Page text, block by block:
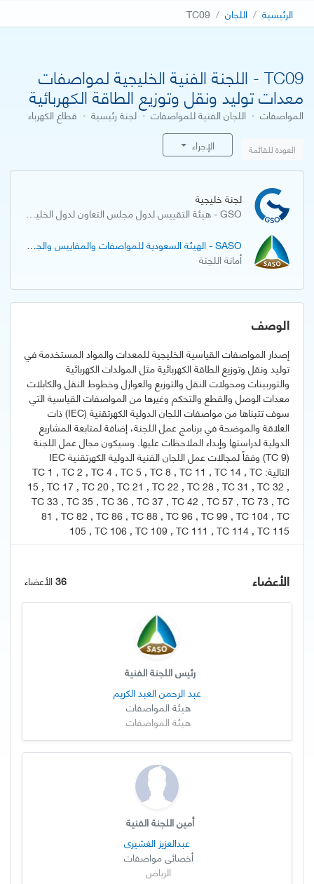
الرئيسية اللجان TC09
TC09 - اللجنة الفنية الخليجية لمواصفات
معدات توليد ونقل وتوزيع الطاقة الكهربائية
المواصفات · اللجان الفنية للمواصفات · لجنة رئيسية · قطاع الكهرباء
العودة للقائمة الإجراء
لجنة خليجية
GSO - هيئة التقييس لدول مجلس التعاون لدول الخليج العربية
SASO - الهيئة السعودية للمواصفات والمقاييس والجودة
أمانة اللجنة
الوصف
إصدار المواصفات القياسية الخليجية للمعدات والمواد المستخدمة في
توليد ونقل وتوزيع الطاقة الكهربائية مثل المولدات الكهربائية
والتوربينات ومحولات النقل والتوزيع والعوازل وخطوط النقل والكابلات
معدات الوصل والقطع والتحكم وغيرها من المواصفات القياسية التي
سوف تتبناها من مواصفات اللجان الدولية الكهرتقنية (IEC) ذات
العلاقة والموضحة في برنامج عمل اللجنة، إضافة لمتابعة المشاريع
الدولية لدراستها وإبداء الملاحظات عليها. وسيكون مجال عمل اللجنة
(TC 9) وفقاً لمجالات عمل اللجان الفنية الدولية الكهرتقنية IEC
التالية: TC 1 , TC 2 , TC 4 , TC 5 , TC 8 , TC 11 , TC 14 , TC
15 , TC 17 , TC 20 , TC 21 , TC 22 , TC 28 , TC 31 , TC 32 ,
TC 33 , TC 35 , TC 36 , TC 37 , TC 42 , TC 57 , TC 73 , TC
81 , TC 82 , TC 86 , TC 88 , TC 96 , TC 99 , TC 104 , TC
105 , TC 106 , TC 109 , TC 111 , TC 114 , TC 115
الأعضاء 36الأعضاء
رئيس اللجنة الفنية
عبد الرحمن العبد الكريم
هيئة المواصفات
هيئة المواصفات
أمين اللجنة الفنية
عبدالعزيز الغشيري
أخصائي مواصفات
الرياض